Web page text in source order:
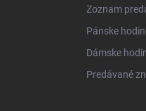
Zoznam
Pánske
Dámske
Predávané